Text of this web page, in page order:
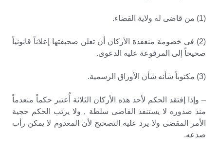
(1) من قاضى له ولاية القضاء.
(2) فى خصومة منعقدة الأركان أن تعلن صحيفتها إعلاناً قانونياً
صحيحاً إلى المرفوعة عليه الدعوى.
(3) مكتوباً شأنه شأن الأوراق الرسمية.
– وإذا إفتقد الحكم لأحد هذه الأركان الثلاثة أُعتبر حكماً منعدماً
منذ صدوره لا يستنفذ القاضى سلطة , ولا يرتب الحكم حجية
الأمر المقضى ولا يرد عليه التصحيح لأن المعدوم لا يمكن رأب
صدعه.